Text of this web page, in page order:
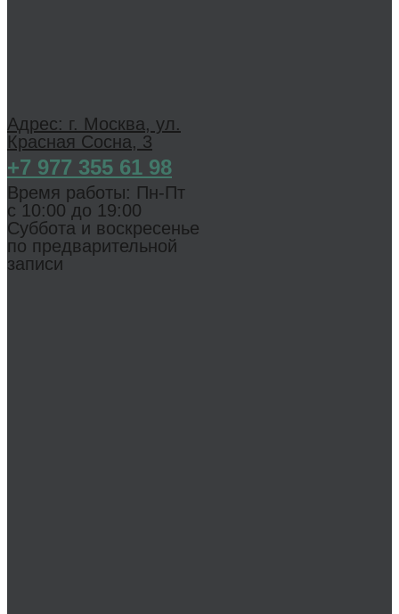
Адрес: г. Москва, ул.
Красная Сосна, 3
+7 977 355 61 98
Время работы: Пн-Пт
с 1 0:00 до 19:00
Суббота и воскресенье
по предварительной
записи